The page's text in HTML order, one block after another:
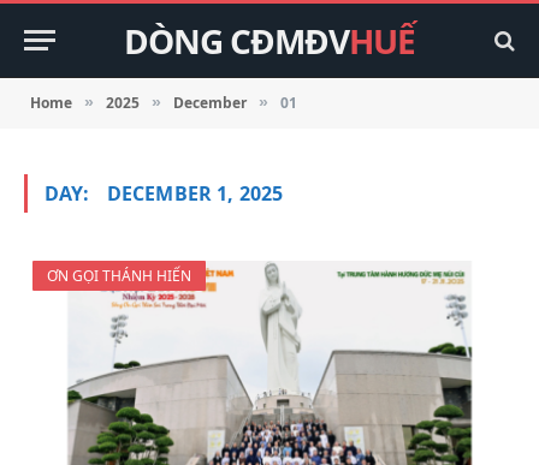
DÒNG CĐMĐVHUẾ
Home » 2025 » December » 01
DAY: DECEMBER 1, 2025
ƠN GỌI THÁNH HIẾN